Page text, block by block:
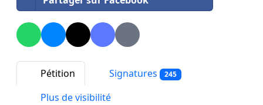
Pétition Signatures 245
Plus de visibilité